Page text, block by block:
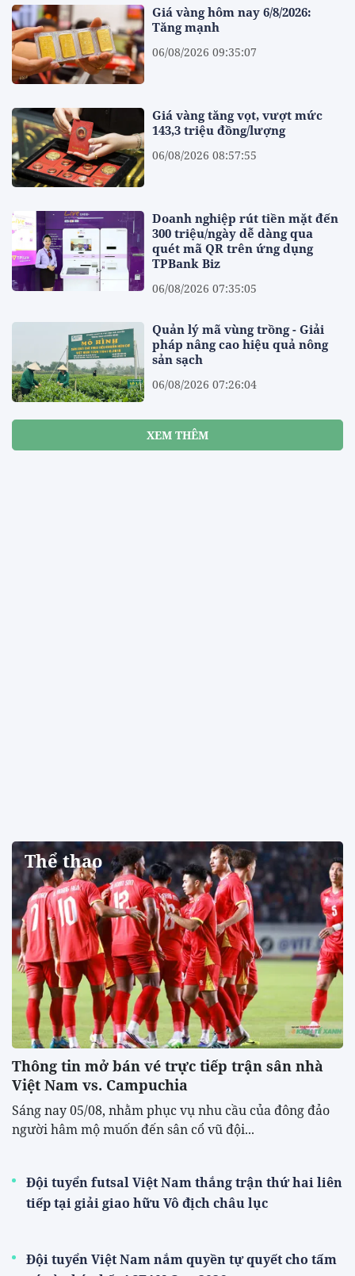
Giá vàng hôm nay 6/8/2026:
Tăng mạnh
06/08/2026 09:35:07
Giá vàng tăng vọt, vượt mức
143,3 triệu đồng/lượng
06/08/2026 08:57:55
Doanh nghiệp rút tiền mặt đến
300 triệu/ngày dễ dàng qua
quét mã QR trên ứng dụng
TPBank Biz
06/08/2026 07:35:05
Quản lý mã vùng trồng - Giải
pháp nâng cao hiệu quả nông
sản sạch
06/08/2026 07:26:04
XEM THÊM
Thể thao
Thông tin mở bán vé trực tiếp trận sân nhà
Việt Nam vs. Campuchia
Sáng nay 05/08, nhằm phục vụ nhu cầu của đông đảo
người hâm mộ muốn đến sân cổ vũ đội...
Đội tuyển futsal Việt Nam thắng trận thứ hai liên
tiếp tại giải giao hữu Vô địch châu lục
Đội tuyển Việt Nam nắm quyền tự quyết cho tấm